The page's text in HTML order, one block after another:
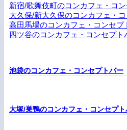
新宿/歌舞伎町のコンカフェ・コ
大久保/新大久保のコンカフェ・
高田馬場のコンカフェ・コンセプ
四ツ谷のコンカフェ・コンセプト
池袋のコンカフェ・コンセプトバー
大塚/巣鴨のコンカフェ・コンセプト